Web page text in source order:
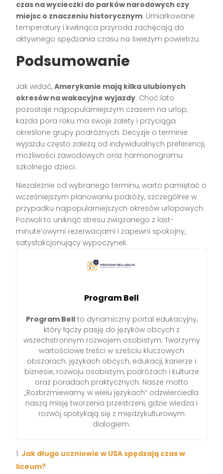
czas na wycieczki do parków narodowych czy
miejsc o znaczeniu historycznym. Umiarkowane
temperatury i kwitnąca przyroda zachęcają do
aktywnego spędzania czasu na świeżym powietrzu.
Podsumowanie
Jak widać,Amerykanie mają kilka ulubionych
okresów na wakacyjne wyjazdy. Choć lato
pozostaje najpopularniejszym czasem na urlop,
każda pora roku ma swoje zalety i przyciąga
określone grupy podróżnych. Decyzje o terminie
wyjazdu często zależą od indywidualnych preferencji,
możliwości zawodowych oraz harmonogramu
szkolnego dzieci.
Niezależnie od wybranego terminu, warto pamiętać o
wcześniejszym planowaniu podróży, szczególnie w
przypadku najpopularniejszych okresów urlopowych.
Pozwoli to uniknąć stresu związanego z last-
minute’owymi rezerwacjami i zapewni spokojny,
satysfakcjonujący wypoczynek.
Program Bell
Program Bellto dynamiczny portal edukacyjny,
który łączy pasję do języków obcych z
wszechstronnym rozwojem osobistym. Tworzymy
wartościowe treści w sześciu kluczowych
obszarach: językach obcych, edukacji, karierze i
biznesie, rozwoju osobistym, podróżach i kulturze
oraz poradach praktycznych. Nasze motto
„Rozbrzmiewamy w wielu językach” odzwierciedla
naszą misję tworzenia przestrzeni, gdzie wiedza i
rozwój spotykają się z międzykulturowym
dialogiem.
Jak długo uczniowie w USA spędzają czas w
liceum?